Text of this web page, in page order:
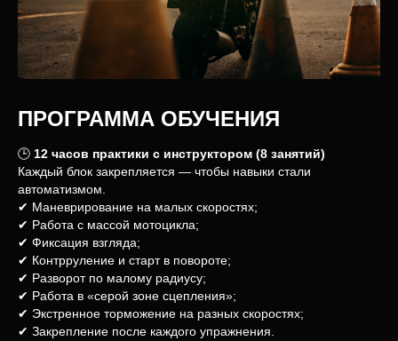
ПРОГРАММА ОБУЧЕНИЯ
🕒 12 часов практики с инструктором (8 занятий)
Каждый блок закрепляется — чтобы навыки стали
автоматизмом.
✔ Маневрирование на малых скоростях;
✔ Работа с массой мотоцикла;
✔ Фиксация взгляда;
✔ Контрруление и старт в повороте;
✔ Разворот по малому радиусу;
✔ Работа в «серой зоне сцепления»;
✔ Экстренное торможение на разных скоростях;
✔ Закрепление после каждого упражнения.